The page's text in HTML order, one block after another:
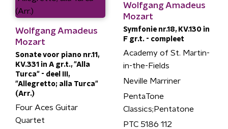
Wolfgang Amadeus
Mozart
Sonate voor piano nr.11,
KV.331 in A gr.t., "Alla
Turca" - deel III,
"Allegretto; alla Turca"
(Arr.)
Four Aces Guitar
Quartet
Wolfgang Amadeus
Mozart
Symfonie nr.18, KV.130 in
F gr.t. - compleet
Academy of St. Martin-
in-the-Fields
Neville Marriner
PentaTone
Classics;Pentatone
PTC 5186 112